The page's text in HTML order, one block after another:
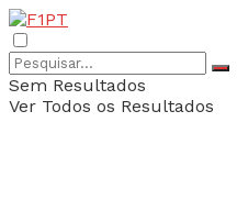
Sem Resultados
Ver Todos os Resultados